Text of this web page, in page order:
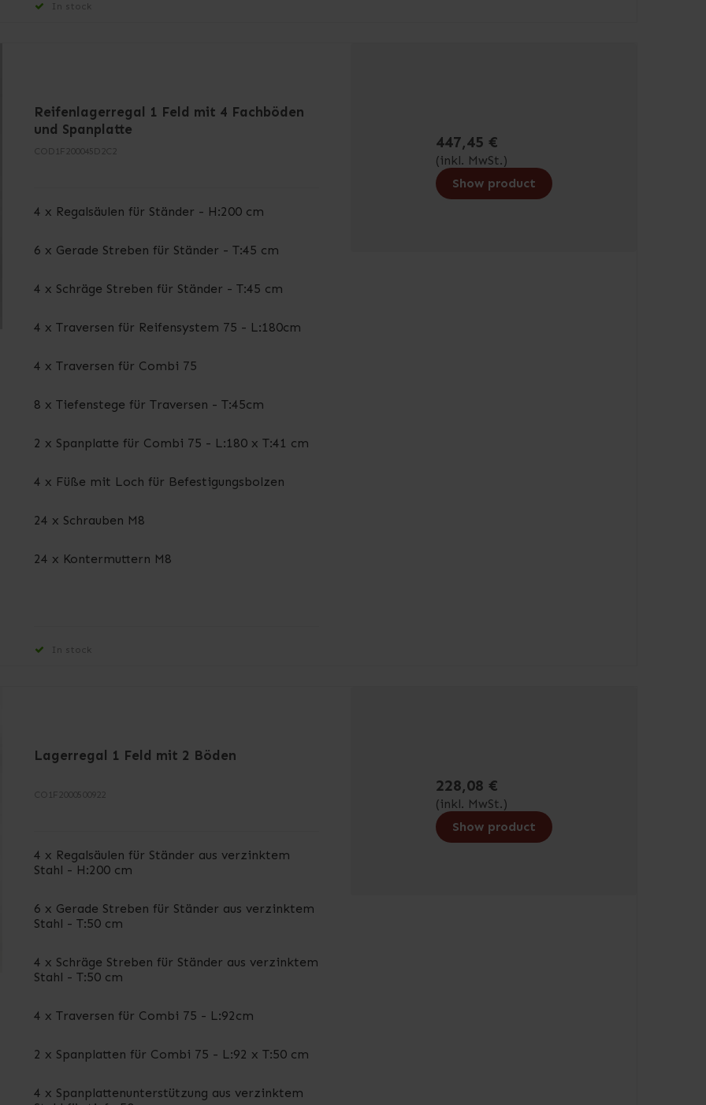
In stock
Reifenlagerregal 1 Feld mit 4 Fachböden
und Spanplatte
COD1F200045D2C2
4 x Regalsäulen für Ständer - H:200 cm
6 x Gerade Streben für Ständer - T:45 cm
4 x Schräge Streben für Ständer - T:45 cm
4 x Traversen für Reifensystem 75 - L:180cm
4 x Traversen für Combi 75
8 x Tiefenstege für Traversen - T:45cm
2 x Spanplatte für Combi 75 - L:180 x T:41 cm
4 x Füße mit Loch für Befestigungsbolzen
24 x Schrauben M8
24 x Kontermuttern M8
In stock
447,45 €
(inkl. MwSt.)
Show product
Lagerregal 1 Feld mit 2 Böden
CO1F2000500922
4 x Regalsäulen für Ständer aus verzinktem
Stahl - H:200 cm
6 x Gerade Streben für Ständer aus verzinktem
Stahl - T:50 cm
4 x Schräge Streben für Ständer aus verzinktem
Stahl - T:50 cm
4 x Traversen für Combi 75 - L:92cm
2 x Spanplatten für Combi 75 - L:92 x T:50 cm
4 x Spanplattenunterstützung aus verzinktem
228,08 €
(inkl. MwSt.)
Show product